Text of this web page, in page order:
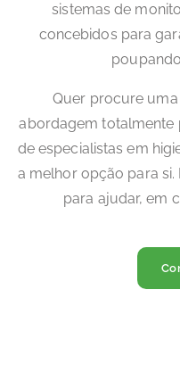
sistemas de
concebidos para
Quer procure
abordagem totalmente
de especialistas em
a melhor opção para
para ajudar, em